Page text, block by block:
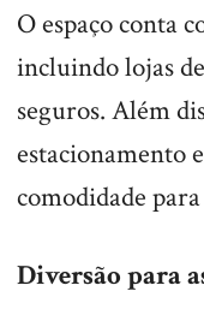
O espaço conta
incluindo lojas
seguros. Além
estacionamento
comodidade
Diversão para